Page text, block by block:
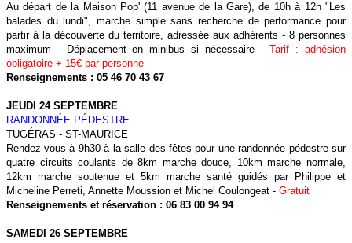
Au départ de la Maison Pop' (11 avenue de la Gare), de 10h à 12h "Les
balades du lundi", marche simple sans recherche de performance pour
partir à la découverte du territoire, adressée aux adhérents - 8 personnes
maximum - Déplacement en minibus si nécessaire -Tarif : adhésion
obligatoire + 15€ par personne
Renseignements : 05 46 70 43 67
JEUDI 24 SEPTEMBRE
RANDONNÉE PÉDESTRE
TUGÉRAS - ST-MAURICE
Rendez-vous à 9h30 à la salle des fêtes pour une randonnée pédestre sur
quatre circuits coulants de 8km marche douce, 10km marche normale,
12km marche soutenue et 5km marche santé guidés par Philippe et
Micheline Perreti, Annette Moussion et Michel Coulongeat - Gratuit
Renseignements et réservation : 06 83 00 94 94
SAMEDI 26 SEPTEMBRE